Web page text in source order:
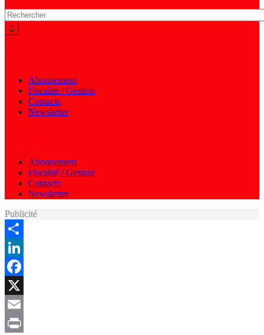
Abonnement
Fiscalité / Gestion
Contacts
Newsletter
Abonnement
Fiscalité / Gestion
Contacts
Newsletter
Publicité
Share
LinkedIn
Facebook
X
Email